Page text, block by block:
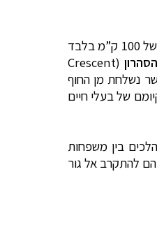
, איני יכול שלא להתפעל מחדש מיופיו וייחודו של האזור ומשפע הפעילויות שהוא מציע, כל זאת במרחק של 100 ק”מ בלבד
(
Crescent
נשלחת מן החוף
של בעלי חיים
בין משפחות
להתקרב אל גור